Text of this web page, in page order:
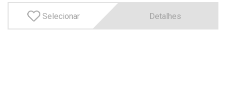
Selecionar Detalhes